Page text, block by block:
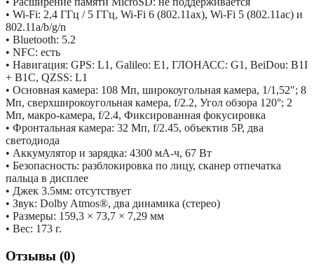
• Wi-Fi: 2,4 ГГц / 5 ГГц, Wi-Fi 6 (802.11ax), Wi-Fi 5 (802.11ac) и
802.11a/b/g/n
• Bluetooth: 5.2
• NFC: есть
• Навигация: GPS: L1, Galileo: E1, ГЛОНАСС: G1, BeiDou: B1I
+ B1C, QZSS: L1
• Основная камера: 108 Мп, широкоугольная камера, 1/1,52"; 8
Мп, сверхширокоугольная камера, f/2.2, Угол обзора 120°; 2
Мп, макро-камера, f/2.4, Фиксированная фокусировка
• Фронтальная камера: 32 Мп, f/2.45, объектив 5P, два
светодиода
• Аккумулятор и зарядка: 4300 мА-ч, 67 Вт
• Безопасность: разблокировка по лицу, сканер отпечатка
пальца в дисплее
• Джек 3.5мм: отсутствует
• Звук: Dolby Atmos®, два динамика (стерео)
• Размеры: 159,3 × 73,7 × 7,29 мм
• Вес: 173 г.
Отзывы (0)